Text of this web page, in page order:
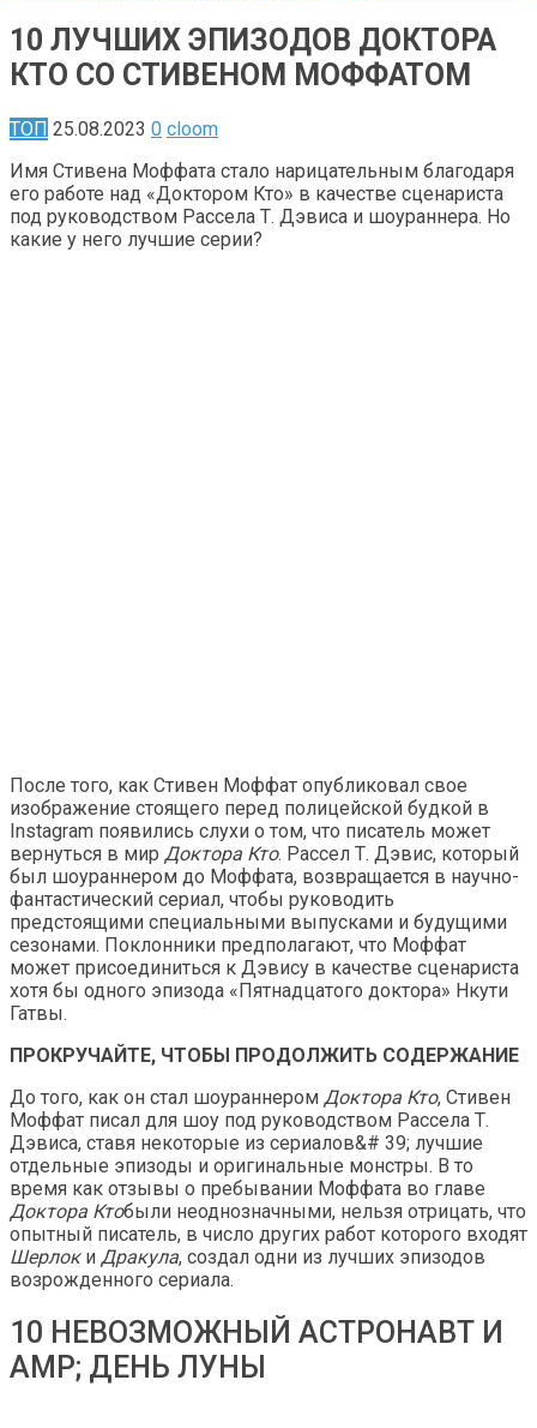
10 ЛУЧШИХ ЭПИЗОДОВ ДОКТОРА
КТО СО СТИВЕНОМ МОФФАТОМ
ТОП 25.08.2023 0 cloom
Имя Стивена Моффата стало нарицательным благодаря
его работе над «Доктором Кто» в качестве сценариста
под руководством Рассела Т. Дэвиса и шоураннера. Но
какие у него лучшие серии?
После того, как Стивен Моффат опубликовал свое
изображение стоящего перед полицейской будкой в ​​
Instagram появились слухи о том, что писатель может
вернуться в мир Доктора Кто. Рассел Т. Дэвис, который
был шоураннером до Моффата, возвращается в научно-
фантастический сериал, чтобы руководить
предстоящими специальными выпусками и будущими
сезонами. Поклонники предполагают, что Моффат
может присоединиться к Дэвису в качестве сценариста
хотя бы одного эпизода «Пятнадцатого доктора» Нкути
Гатвы.
ПРОКРУЧАЙТЕ, ЧТОБЫ ПРОДОЛЖИТЬ СОДЕРЖАНИЕ
До того, как он стал шоураннером Доктора Кто, Стивен
Моффат писал для шоу под руководством Рассела Т.
Дэвиса, ставя некоторые из сериалов&# 39; лучшие
отдельные эпизоды и оригинальные монстры. В то
время как отзывы о пребывании Моффата во главе
Доктора Ктобыли неоднозначными, нельзя отрицать, что
опытный писатель, в число других работ которого входят
Шерлоки Дракула, создал одни из лучших эпизодов
возрожденного сериала.
10 НЕВОЗМОЖНЫЙ АСТРОНАВТ И
AMP; ДЕНЬ ЛУНЫ